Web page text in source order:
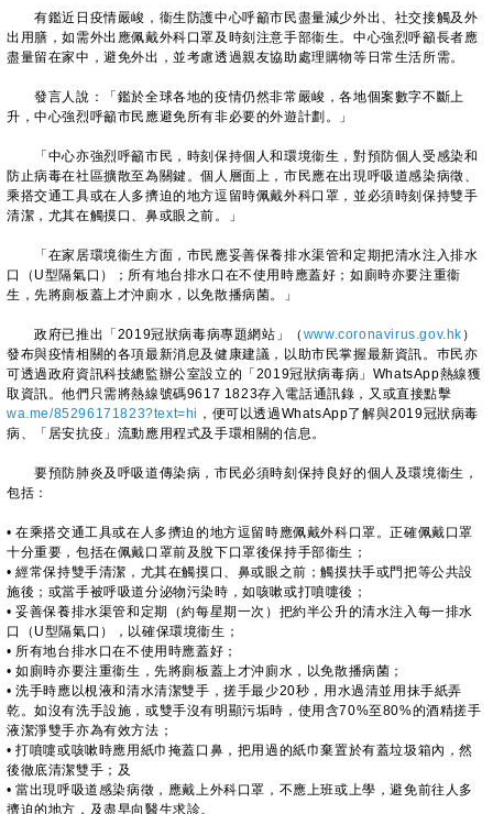
有鑑近日疫情嚴峻，衞生防護中心呼籲市民盡量減少外出、社交接觸及外
出用膳，如需外出應佩戴外科口罩及時刻注意手部衞生。中心強烈呼籲長者應
盡量留在家中，避免外出，並考慮透過親友協助處理購物等日常生活所需。
發言人說：「鑑於全球各地的疫情仍然非常嚴峻，各地個案數字不斷上
升，中心強烈呼籲市民應避免所有非必要的外遊計劃。」
「中心亦強烈呼籲市民，時刻保持個人和環境衞生，對預防個人受感染和
防止病毒在社區擴散至為關鍵。個人層面上，市民應在出現呼吸道感染病徵、
乘搭交通工具或在人多擠迫的地方逗留時佩戴外科口罩，並必須時刻保持雙手
清潔，尤其在觸摸口、鼻或眼之前。」
「在家居環境衞生方面，市民應妥善保養排水渠管和定期把清水注入排水
口（U型隔氣口）；所有地台排水口在不使用時應蓋好；如廁時亦要注重衞
生，先將廁板蓋上才沖廁水，以免散播病菌。」
政府已推出「2019冠狀病毒病專題網站」（ www.coronavirus.gov.hk ）
發布與疫情相關的各項最新消息及健康建議，以助市民掌握最新資訊。巿民亦
可透過政府資訊科技總監辦公室設立的「2019冠狀病毒病」WhatsApp熱線獲
取資訊。他們只需將熱線號碼9617 1823存入電話通訊錄，又或直接點擊
wa.me/85296171823?text=hi ，便可以透過WhatsApp了解與2019冠狀病毒
病、「居安抗疫」流動應用程式及手環相關的信息。
要預防肺炎及呼吸道傳染病，市民必須時刻保持良好的個人及環境衞生，
包括：
• 在乘搭交通工具或在人多擠迫的地方逗留時應佩戴外科口罩。正確佩戴口罩
十分重要，包括在佩戴口罩前及脫下口罩後保持手部衞生；
• 經常保持雙手清潔，尤其在觸摸口、鼻或眼之前；觸摸扶手或門把等公共設
施後；或當手被呼吸道分泌物污染時，如咳嗽或打噴嚏後；
• 妥善保養排水渠管和定期（約每星期一次）把約半公升的清水注入每一排水
口（U型隔氣口），以確保環境衞生；
• 所有地台排水口在不使用時應蓋好；
• 如廁時亦要注重衞生，先將廁板蓋上才沖廁水，以免散播病菌；
• 洗手時應以梘液和清水清潔雙手，搓手最少20秒，用水過清並用抹手紙弄
乾。如沒有洗手設施，或雙手沒有明顯污垢時，使用含70%至80%的酒精搓手
液潔淨雙手亦為有效方法；
• 打噴嚏或咳嗽時應用紙巾掩蓋口鼻，把用過的紙巾棄置於有蓋垃圾箱內，然
後徹底清潔雙手；及
• 當出現呼吸道感染病徵，應戴上外科口罩，不應上班或上學，避免前往人多
擠迫的地方，及盡早向醫生求診。